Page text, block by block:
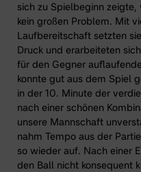
sich zu Spielbeginn
kein großen Problem. Mit
Laufbereitschaft setzten
Druck und erarbeiteten
für den Gegner
konnte gut aus dem Spiel
in der 10. Minute der
nach einer schönen
unsere Mannschaft
nahm Tempo aus der
so wieder auf. Nach einer
den Ball nicht konsequent